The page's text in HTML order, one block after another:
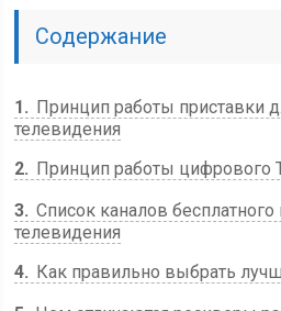
Содержание
1
Принцип работы приставки
телевидения
2
Принцип работы цифрового
3 Список каналов
телевидения
4
Как правильно выбрать